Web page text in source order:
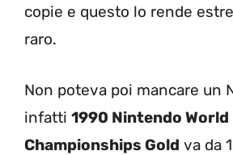
copie e questo lo rende
raro.
Non poteva poi mancare un
infatti 1990 Nintendo World
Championships Gold va da